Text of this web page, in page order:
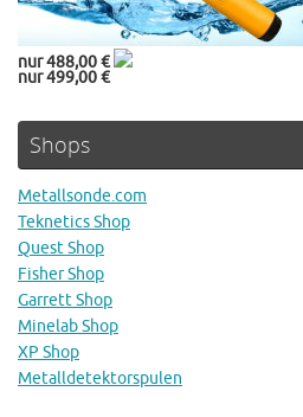
nur 488,00 €
nur 499,00 €
Shops
Metallsonde.com
Teknetics Shop
Quest Shop
Fisher Shop
Garrett Shop
Minelab Shop
XP Shop
Metalldetektorspulen